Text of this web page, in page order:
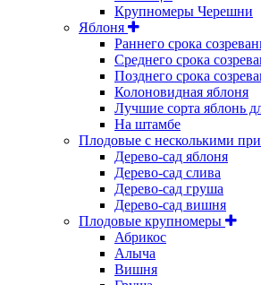
Крупномеры Черешни
Яблоня
Раннего срока
Среднего срока
Позднего срока
Колоновидная яблоня
Лучшие сорта яблонь
На штамбе
Плодовые с несколькими
Дерево-сад яблоня
Дерево-сад слива
Дерево-сад груша
Дерево-сад вишня
Плодовые крупномеры
Абрикос
Алыча
Вишня